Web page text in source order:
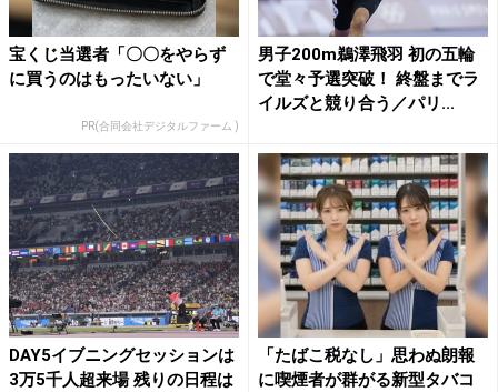
宝くじ当選者「〇〇をやらず
に買うのはもったいない」
PR(合同会社デジタルファーム )
男子200m鵜澤飛羽 初の五輪
で堂々予選突破！ 終盤までラ
イルズと競り合う／パリ...
DAY5イブニングセッションは
3万5千人超来場 残りの日程は
「たばこ税なし」思わぬ朗報
に喫煙者が群がる新型タバコ